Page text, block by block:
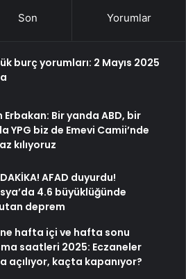
Son Yorumlar
burç yorumları: 2 Mayıs 2025
Erbakan: Bir yanda ABD, bir
YPG biz de Emevi Camii’nde
kılıyoruz
AFAD duyurdu!
4.6 büyüklüğünde
deprem
hafta içi ve hafta sonu
saatleri 2025: Eczaneler
açılıyor, kaçta kapanıyor?